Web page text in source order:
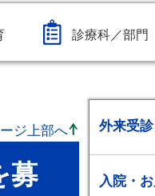
診療科／部門
ジ上部へ
募
外来受
入院・